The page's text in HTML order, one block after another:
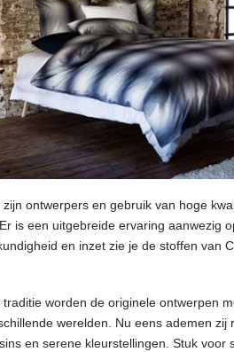
ontwerpers en gebruik van hoge
is een uitgebreide ervaring aanwezig
en inzet zie je de stoffen van
worden de originele ontwerpen
werelden. Nu eens ademen
en serene kleurstellingen. Stuk